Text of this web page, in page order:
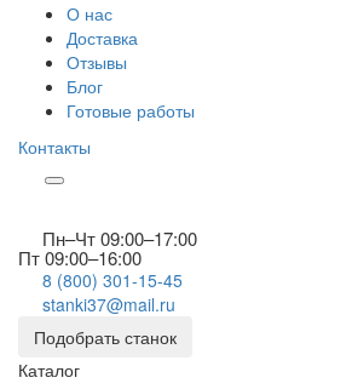
О нас
Доставка
Отзывы
Блог
Готовые работы
Контакты
Пн–Чт 09:00–17:00
Пт 09:00–16:00
8 (800) 301-15-45
stanki37@mail.ru
Подобрать станок
Каталог